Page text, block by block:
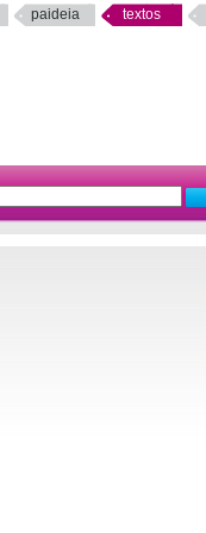
paideia textos